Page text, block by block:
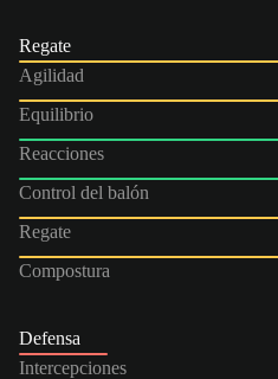
Regate
Agilidad
Equilibrio
Reacciones
Control del balón
Regate
Compostura
Defensa
Intercepciones